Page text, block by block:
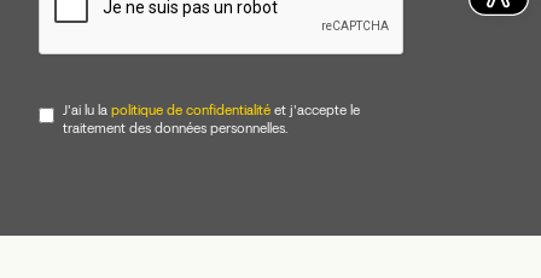
J'ai lu la politique de confidentialité et j'accepte le
traitement des données personnelles.